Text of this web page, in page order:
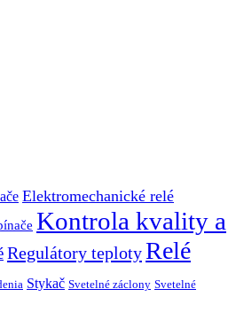
Elektromechanické relé
Kontrola kvality a
Regulátory teplotyRelé
Stykač Svetelné záclony Svetelné